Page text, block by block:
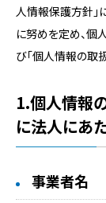
人情報保護方針」
に努めを定め、個
び「個人情報の取
1.個人情報
に法人にあ
事業者名